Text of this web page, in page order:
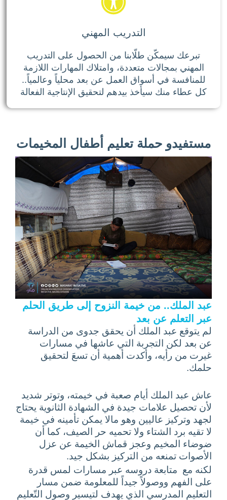
التدريب المهني
تبرعك سيمكّن طلّابنا من الحصول على التدريب
المهني بمجالات متعددة، وامتلاك المهارات اللازمة
للمنافسة في أسواق العمل عن بعد محلياً وعالمياً..
كل عطاء منك سيأخذ بيدهم لتحقيق الإنتاجية الفعالة
مستفيدو حملة تعليم أطفال المخيمات
عبد الملك.. من خيمة النزوح إلى طريق الحلم
عبر التعلم عن بعد
لم يتوقع عبد الملك أن يحقق جدوى من الدراسة
عن بعد لكن التجربة التي عاشها في مسارات
غيرت من رأيه، وأكدت أهمية أن تسعَ لتحقيق
حلمك.
عاش عبد الملك أيام صعبة في خيمته، وتوتر شديد
لأن تحصيل علامات جيدة في الشهادة الثانوية يحتاج
لجهد وتركيز عاليين وهو مالا يمكن تأمينه في خيمة
لا تقيه برد الشتاء ولا تحميه حر الصيف، كما أن
ضوضاء المخيم وعجز قماش الخيمة عن عزل
الأصوات تمنعه من التركيز بشكل جيد.
لكنه مع متابعة دروسه عبر مسارات لمس قدرة
على الفهم ووصولاً جيداً للمعلومة ضمن مسار
التعليم المدرسي الذي يهدف لتيسير وصول التّعليم